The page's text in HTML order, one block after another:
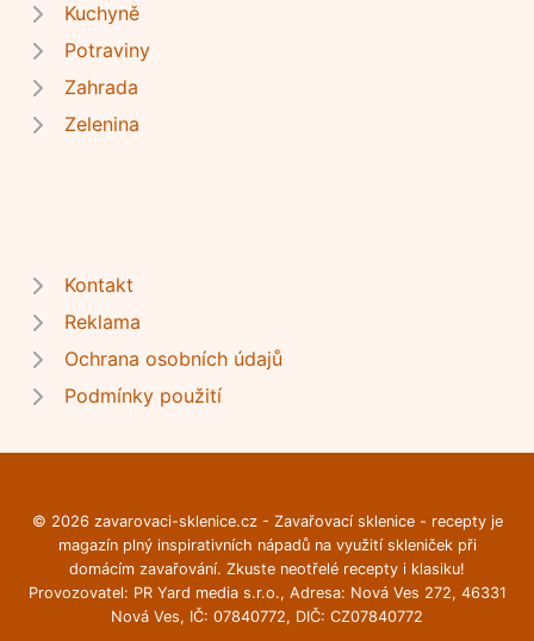
Kuchyně
Potraviny
Zahrada
Zelenina
Kontakt
Reklama
Ochrana osobních údajů
Podmínky použití
© 2026 zavarovaci-sklenice.cz - Zavařovací sklenice - recepty je
magazín plný inspirativních nápadů na využití skleniček při
domácím zavařování. Zkuste neotřelé recepty i klasiku!
Provozovatel: PR Yard media s.r.o., Adresa: Nová Ves 272, 46331
Nová Ves, IČ: 07840772, DIČ: CZ07840772